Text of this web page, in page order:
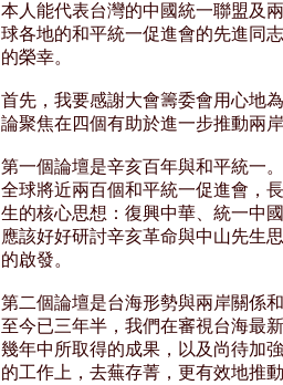
本人能代表台灣的中國統一聯盟及
球各地的和平統一促進會的先進同
的榮幸。
首先，我要感謝大會籌委會用心地
論聚焦在四個有助於進一步推動兩
第一個論壇是辛亥百年與和平統一
全球將近兩百個和平統一促進會，
生的核心思想：復興中華、統一中
應該好好研討辛亥革命與中山先生
的啟發。
第二個論壇是台海形勢與兩岸關係
至今已三年半，我們在審視台海最
幾年中所取得的成果，以及尚待加
的工作上，去蕪存菁，更有效地推